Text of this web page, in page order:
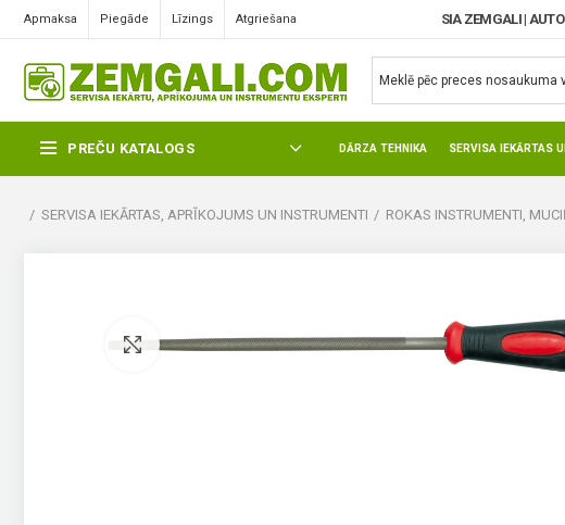
Apmaksa Piegāde Līzings Atgriešana SIA ZEMGALI |
PREČU KATALOGS DĀRZA TEHNIKA SERVISA IEKĀRTAS
SERVISA IEKĀRTAS, APRĪKOJUMS UN INSTRUMENTI ROKAS INSTRUMENTI,
Pietuvināt